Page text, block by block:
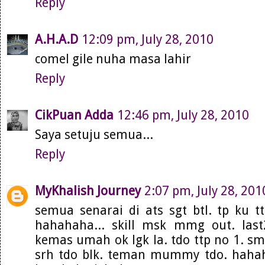
A.H.A.D 12:09 pm, July 28, 2010
comel gile nuha masa lahir
Reply
CikPuan Adda 12:46 pm, July 28, 2010
Saya setuju semua...
Reply
MyKhalish Journey 2:07 pm, July 28,
semua senarai di ats sgt btl. tp ku
hahahaha... skill msk mmg out.
kemas umah ok lgk la. tdo ttp no 1.
srh tdo blk. teman mummy tdo.